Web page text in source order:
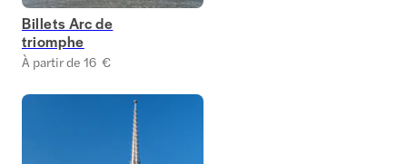
Billets Arc de
triomphe
À partir de 16 €